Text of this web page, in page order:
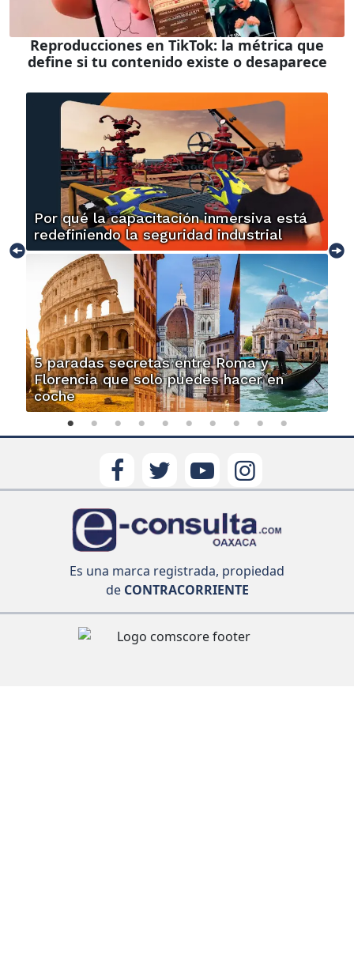
Reproducciones en TikTok: la métrica que
define si tu contenido existe o desaparece
Por qué la capacitación inmersiva está
redefiniendo la seguridad industrial
5 paradas secretas entre Roma y
Florencia que solo puedes hacer en
coche
Es una marca registrada, propiedad
deCONTRACORRIENTE